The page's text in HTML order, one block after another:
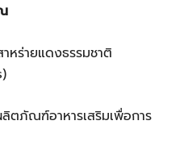
ร่ายแดงธรรมชาติ
ตภัณฑ์อาหารเสริมเพื่อการ